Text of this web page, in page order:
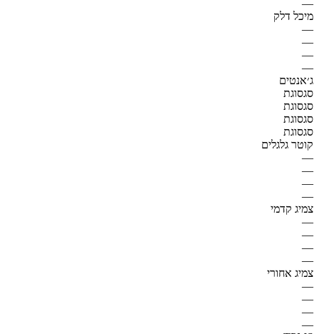
—
מיכל דלק
—
—
—
—
ג׳אנטים
סגסוגת
סגסוגת
סגסוגת
סגסוגת
קוטר גלגלים
—
—
—
—
צמיג קדמי
—
—
—
—
צמיג אחורי
—
—
—
—